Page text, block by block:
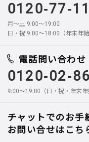
0120-77-
月～土 9:00～19:00
日・祝 9:00～18:00（年末年始
電話問い合わせ
0120-02-
9:00～19:00（日・祝・年末年
チャットでのお手
お問い合せはこち